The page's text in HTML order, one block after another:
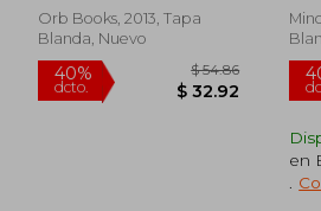
Orb Books, 2013, Tapa
Blanda, Nuevo
en